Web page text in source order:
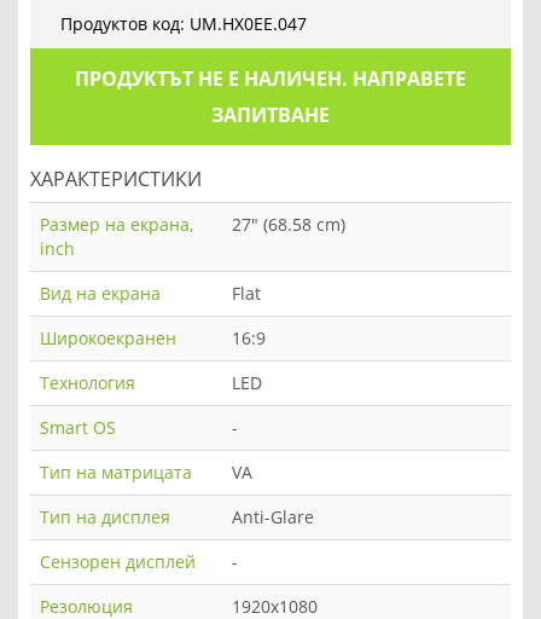
Продуктов код: UM.HX0EE.047
ПРОДУКТЪТ НЕ Е НАЛИЧЕН. НАПРАВЕТЕ
ЗАПИТВАНЕ
ХАРАКТЕРИСТИКИ
Размер на екрана,
inch
27" (68.58 cm)
Вид на екрана
Flat
Широкоекранен
16:9
Технология
LED
Smart OS
-
Тип на матрицата
VA
Тип на дисплея
Anti-Glare
Сензорен дисплей
-
Резолюция
1920x1080